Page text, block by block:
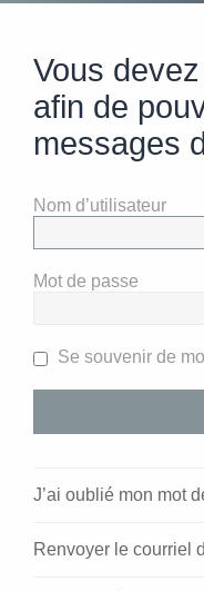
Vous
afin de
messages
Nom d’utilisateur
Mot de passe
Se souvenir de
J’ai oublié mon mot
Renvoyer le courriel